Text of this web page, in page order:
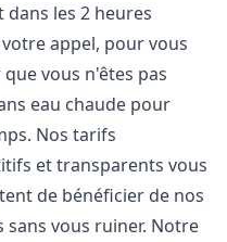
dans les 2 heures
appel, pour vous
vous n'êtes pas
eau chaude pour
Nos tarifs
et transparents vous
de bénéficier de nos
sans vous ruiner. Notre